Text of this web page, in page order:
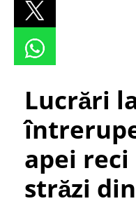
Lucrări
apei reci
străzi